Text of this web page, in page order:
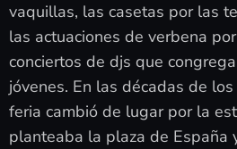
vaquillas, las casetas por las
las actuaciones de verbena
conciertos de djs que
jóvenes. En las décadas de
feria cambió de lugar por la
planteaba la plaza de España